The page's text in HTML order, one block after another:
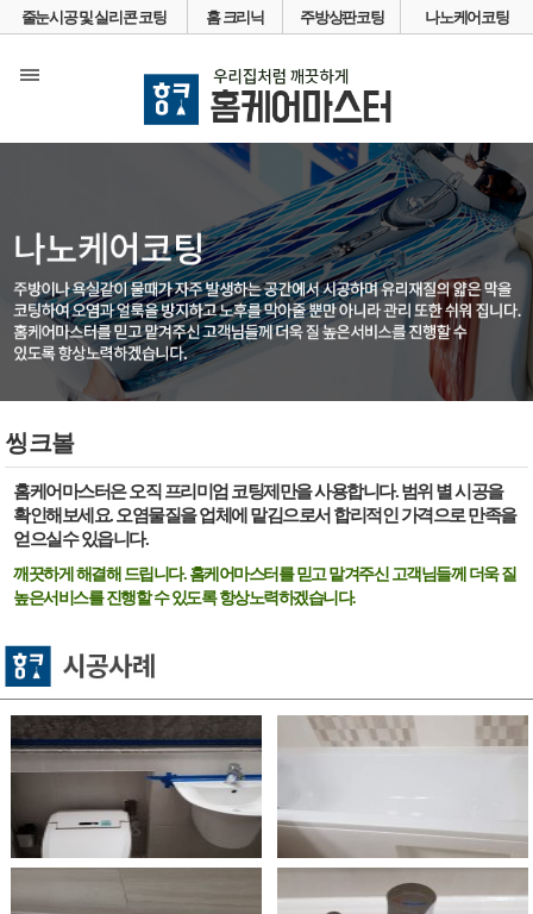
줄눈시공 및 실리콘 코팅 홈 크리닉 주방상판코팅 나노케어코팅
씽크볼
홈케어마스터은 오직 프리미엄 코팅제만을 사용합니다. 범위 별 시공을
확인해보세요. 오염물질을 업체에 맡김으로서 합리적인 가격으로 만족을
얻으실수 있읍니다.
깨끗하게 해결해 드립니다. 홈케어마스터를 믿고 맡겨주신 고객님들께 더욱 질
높은서비스를 진행할 수 있도록 항상노력하겠습니다.